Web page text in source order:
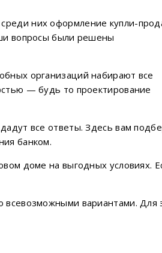
них оформление купли-
вопросы были решены
организаций набирают все
— будь то проектирование
все ответы. Здесь вам
банком.
доме на выгодных условиях.
всевозможными вариантами. Для